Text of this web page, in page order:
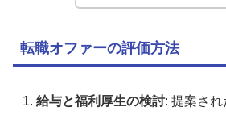
転職オファーの評価方法
給与と福利厚生の検討: 提案さ